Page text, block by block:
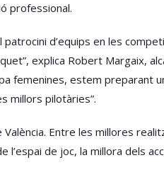
professional.
d’equips en les
explica Robert Margaix,
femenines, estem preparant
millors pilotàries”.
Entre les millores
l’espai de joc, la millora dels